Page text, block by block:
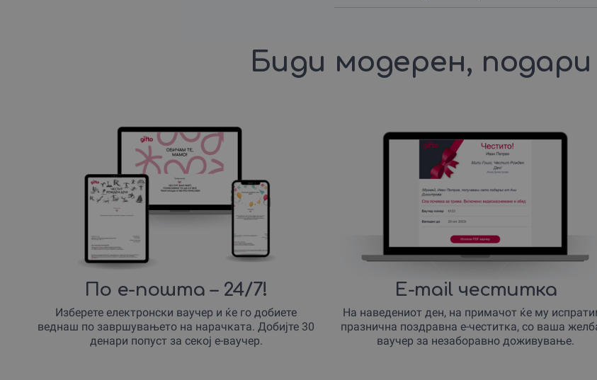
Биди модерен, подари
По е-пошта – 24/7!
Изберете електронски ваучер и ќе го добиете
веднаш по завршувањето на нарачката. Добијте 30
денари попуст за секој е-ваучер.
E-mail честитка
На наведениот ден, на примачот ќе му
празнична поздравна е-честитка, со ваша
ваучер за незаборавно доживување.